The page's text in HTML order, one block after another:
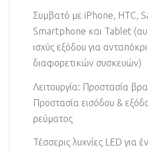
Συμβατό με iPhone, HTC,
Smartphone και Tablet
ισχύς εξόδου για
διαφορετικών συσκευών)
Λειτουργία: Προστασία
Προστασία εισόδου &
ρεύματος
Τέσσερις λυχνίες LED για